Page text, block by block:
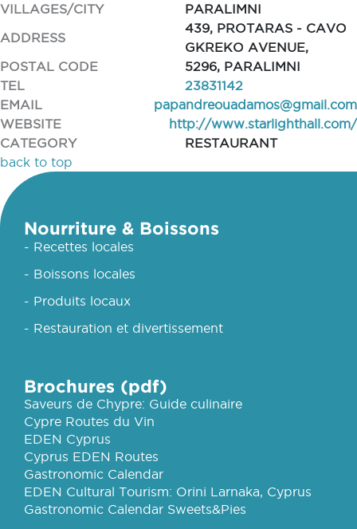
VILLAGES/CITY
PARALIMNI
ADDRESS
439, PROTARAS - CAVO
GKREKO AVENUE,
POSTAL CODE
5296, PARALIMNI
TEL
23831142
EMAIL
papandreouadamos@gmail.com
WEBSITE
http://www.starlighthall.com/
CATEGORY
RESTAURANT
back to top
Nourriture & Boissons
- Recettes locales
- Boissons locales
- Produits locaux
- Restauration et divertissement
Brochures (pdf)
Saveurs de Chypre: Guide culinaire
Cypre Routes du Vin
EDEN Cyprus
Cyprus EDEN Routes
Gastronomic Calendar
EDEN Cultural Tourism: Orini Larnaka, Cyprus
Gastronomic Calendar Sweets&Pies